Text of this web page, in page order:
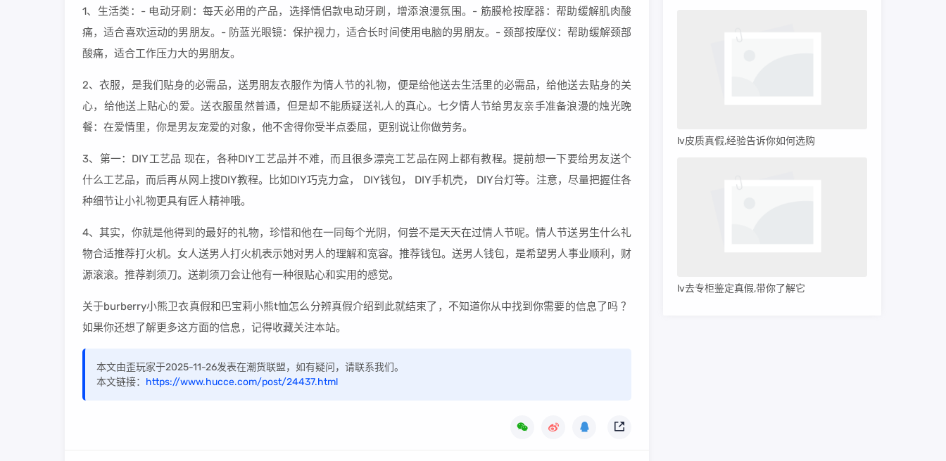
1、生活类：- 电动牙刷：每天必用的产品，选择情侣款电动牙刷，增添浪漫氛围。- 筋膜枪按摩器：帮助缓解肌肉酸
痛，适合喜欢运动的男朋友。- 防蓝光眼镜：保护视力，适合长时间使用电脑的男朋友。- 颈部按摩仪：帮助缓解颈部
酸痛，适合工作压力大的男朋友。
2、衣服，是我们贴身的必需品，送男朋友衣服作为情人节的礼物，便是给他送去生活里的必需品，给他送去贴身的关
心，给他送上贴心的爱。送衣服虽然普通，但是却不能质疑送礼人的真心。七夕情人节给男友亲手准备浪漫的烛光晚
餐：在爱情里，你是男友宠爱的对象，他不舍得你受半点委屈，更别说让你做劳务。
3、第一：DIY工艺品 现在，各种DIY工艺品并不难，而且很多漂亮工艺品在网上都有教程。提前想一下要给男友送个
什么工艺品，而后再从网上搜DIY教程。比如DIY巧克力盒， DIY钱包， DIY手机壳， DIY台灯等。注意，尽量把握住各
种细节让小礼物更具有匠人精神哦。
4、其实，你就是他得到的最好的礼物，珍惜和他在一同每个光阴，何尝不是天天在过情人节呢。情人节送男生什么礼
物合适推荐打火机。女人送男人打火机表示她对男人的理解和宽容。推荐钱包。送男人钱包，是希望男人事业顺利，财
源滚滚。推荐剃须刀。送剃须刀会让他有一种很贴心和实用的感觉。
关于burberry小熊卫衣真假和巴宝莉小熊t恤怎么分辨真假介绍到此就结束了，不知道你从中找到你需要的信息了吗 ？
如果你还想了解更多这方面的信息，记得收藏关注本站。
本文由歪玩家于2025-11-26发表在潮货联盟，如有疑问，请联系我们。
本文链接： https://www.hucce.com/post/24437.html
lv皮质真假,经验告诉你如何选购
lv去专柜鉴定真假,带你了解它